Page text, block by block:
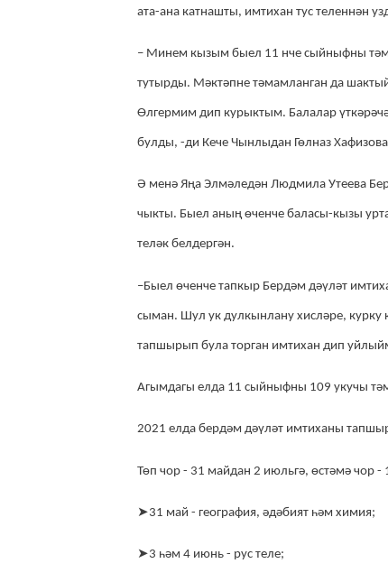
ата-ана катнашты, имтихан тус теленнән
– Минем кызым быел 11 нче сыйныфны
тутырды. Мәктәпне тәмамланган да
Өлгермим дип курыктым. Балалар
булды, -ди Кече Чынлыдан Гөлназ
Ә менә Яңа Элмәледән Людмила Утеева
чыкты. Быел аның өченче баласы-кызы
теләк белдергән.
–Быел өченче тапкыр Бердәм дәүләт
сыман. Шул ук дулкынлану хисләре, курку
тапшырып була торган имтихан дип
Агымдагы елда 11 сыйныфны 109 укучы
2021 елда бердәм дәүләт имтиханы
Төп чор - 31 майдан 2 июльгә, өстәмә чор -
➤31 май - география, әдәбият һәм химия;
➤3 һәм 4 июнь - рус теле;